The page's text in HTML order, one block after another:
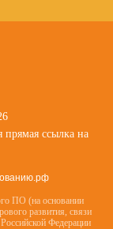
прямая ссылка на
ПО (на основании
развития, связи
Федерации